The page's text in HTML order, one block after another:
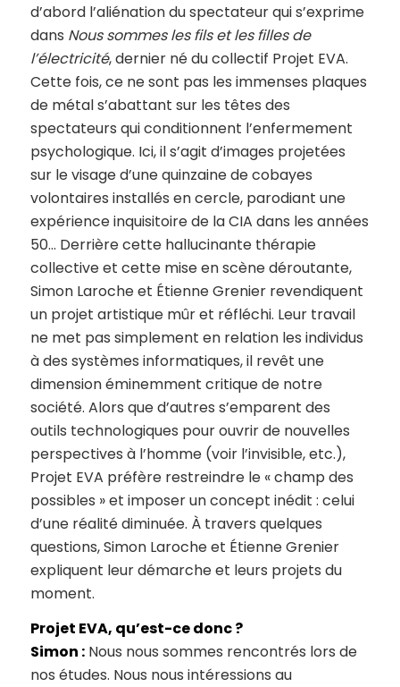
d’abord l’aliénation du spectateur qui s’exprime
dans Nous sommes les fils et les filles de
l’électricité, dernier né du collectif Projet EVA.
Cette fois, ce ne sont pas les immenses plaques
de métal s’abattant sur les têtes des
spectateurs qui conditionnent l’enfermement
psychologique. Ici, il s’agit d’images projetées
sur le visage d’une quinzaine de cobayes
volontaires installés en cercle, parodiant une
expérience inquisitoire de la CIA dans les années
50… Derrière cette hallucinante thérapie
collective et cette mise en scène déroutante,
Simon Laroche et Étienne Grenier revendiquent
un projet artistique mûr et réfléchi. Leur travail
ne met pas simplement en relation les individus
à des systèmes informatiques, il revêt une
dimension éminemment critique de notre
société. Alors que d’autres s’emparent des
outils technologiques pour ouvrir de nouvelles
perspectives à l’homme (voir l’invisible, etc.),
Projet EVA préfère restreindre le « champ des
possibles » et imposer un concept inédit : celui
d’une réalité diminuée. À travers quelques
questions, Simon Laroche et Étienne Grenier
expliquent leur démarche et leurs projets du
moment.
Projet EVA, qu’est-ce donc ?
Simon :Nous nous sommes rencontrés lors de
nos études. Nous nous intéressions au